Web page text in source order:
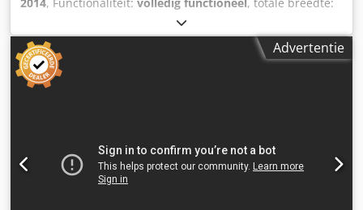
1.500 mm
mm, totaalgewicht:1.350 kg, ingangsspanning:9 V, olie
tankinhoud:
, Brikettenpers POR
Oscar, 9,2 kW, recent gereviseerd, nieuwe besturingskast,
direct leverbaar. Crjdpfx Aiozq Hwbjvef Capaciteit tot 175
Advertentie